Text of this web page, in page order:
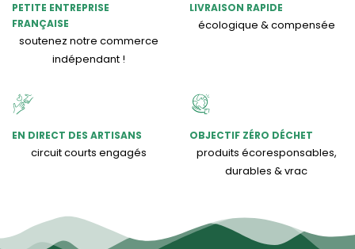
PETITE ENTREPRISE
FRANÇAISE
soutenez notre commerce
indépendant !
LIVRAISON RAPIDE
écologique & compensée
EN DIRECT DES ARTISANS
circuit courts engagés
OBJECTIF ZÉRO DÉCHET
produits écoresponsables,
durables & vrac